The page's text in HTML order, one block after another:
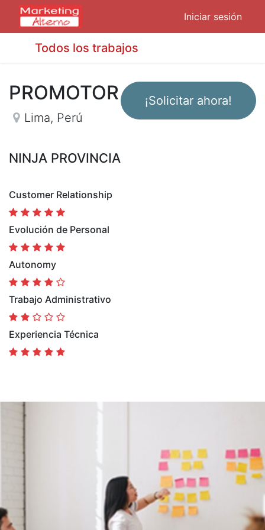
Iniciar sesión
Todos los trabajos
¡Solicitar ahora!
PROMOTOR
Lima, Perú
NINJA PROVINCIA
Customer Relationship
Evolución de Personal
Autonomy
Trabajo Administrativo
Experiencia Técnica